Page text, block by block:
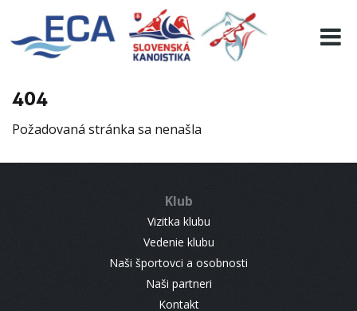
404
Požadovaná stránka sa nenašla
Klub
Vizitka klubu
Vedenie klubu
Naši športovci a osobnosti
Naši partneri
Kontakt
EURO 19
INFO
RESULTS
CONTACT